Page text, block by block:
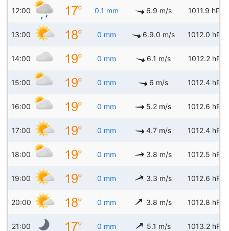
12:00 0.1 mm 6.9 m/s 1011.9 hPa
13:00 0 mm 6.9.0 m/s 1012.0 hPa
14:00 0 mm 6.1 m/s 1012.2 hPa
15:00 0 mm 6 m/s 1012.4 hPa
16:00 0 mm 5.2 m/s 1012.6 hPa
17:00 0 mm 4.7 m/s 1012.4 hPa
18:00 0 mm 3.8 m/s 1012.5 hPa
19:00 0 mm 3.3 m/s 1012.6 hPa
20:00 0 mm 3.8 m/s 1012.8 hPa
21:00 0 mm 5.1 m/s 1013.2 hPa